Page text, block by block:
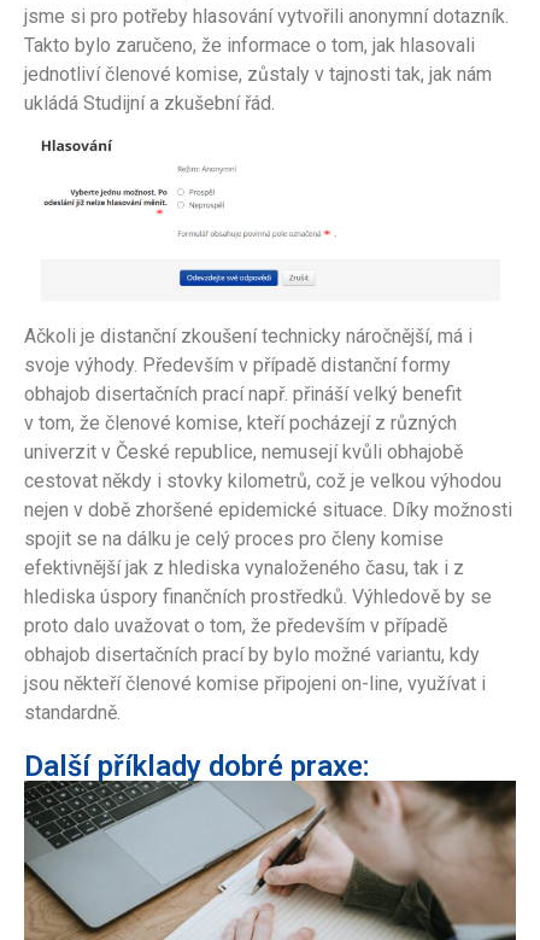
jsme si pro potřeby hlasování vytvořili anonymní dotazník.
Takto bylo zaručeno, že informace o tom, jak hlasovali
jednotliví členové komise, zůstaly v tajnosti tak, jak nám
ukládá Studijní a zkušební řád.
Ačkoli je distanční zkoušení technicky náročnější, má i
svoje výhody. Především v případě distanční formy
obhajob disertačních prací např. přináší velký benefit
v tom, že členové komise, kteří pocházejí z různých
univerzit v České republice, nemusejí kvůli obhajobě
cestovat někdy i stovky kilometrů, což je velkou výhodou
nejen v době zhoršené epidemické situace. Díky možnosti
spojit se na dálku je celý proces pro členy komise
efektivnější jak z hlediska vynaloženého času, tak i z
hlediska úspory finančních prostředků. Výhledově by se
proto dalo uvažovat o tom, že především v případě
obhajob disertačních prací by bylo možné variantu, kdy
jsou někteří členové komise připojeni on-line, využívat i
standardně.
Další příklady dobré praxe: